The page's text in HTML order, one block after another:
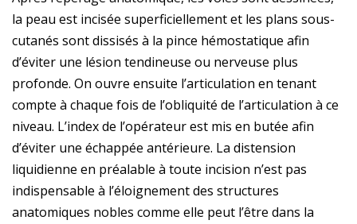
la peau est incisée superficiellement et les plans sous-
cutanés sont dissisés à la pince hémostatique afin
d’éviter une lésion tendineuse ou nerveuse plus
profonde. On ouvre ensuite l’articulation en tenant
compte à chaque fois de l’obliquité de l’articulation à ce
niveau. L’index de l’opérateur est mis en butée afin
d’éviter une échappée antérieure. La distension
liquidienne en préalable à toute incision n’est pas
indispensable à l’éloignement des structures
anatomiques nobles comme elle peut l’être dans la